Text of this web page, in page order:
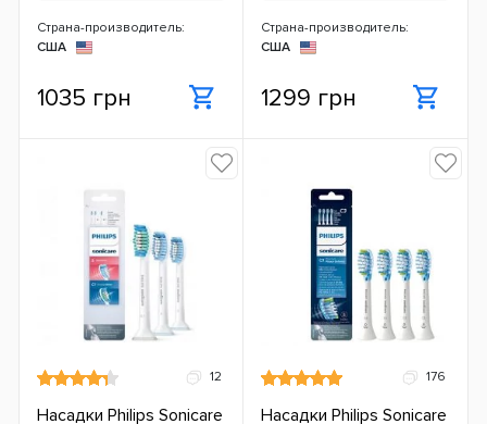
Страна-производитель:
США
1035 грн
Страна-производитель:
США
1299 грн
12
Насадки Philips Sonicare
176
Насадки Philips Sonicare